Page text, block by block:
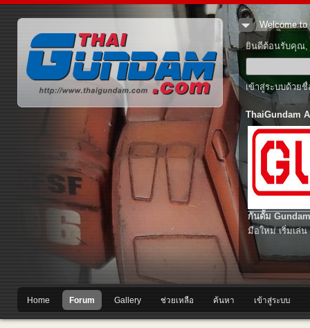
Welcome to
ยินดีต้อนรับคุณ,
เข้าสู่ระบบด้วย
ThaiGundam
กันดั้ม
มือใหม่ เริ่มเล่น
Home Forum Gallery ช่วยเหลือ ค้นหา เข้าสู่ระบบ